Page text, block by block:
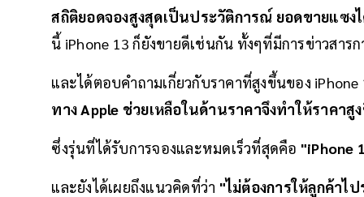
สถิติยอดจองสูงสุดเป็นประวัติการณ์ ยอดขายแซ
นี้ iPhone 13 ก็ยังขายดีเช่นกัน ทั้งๆที่มีการข่าวสาร
และได้ตอบคำถามเกี่ยวกับราคาที่สูงขึ้นของ iPhone
ทาง Apple ช่วยเหลือในด้านราคาจึงทำให้ราคาสู
ซึ่งรุ่นที่ได้รับการจองและหมดเร็วที่สุดคือ "iPhone
และยังได้เผยถึงแนวคิดที่ว่า "ไม่ต้องการให้ลูกค้าไ